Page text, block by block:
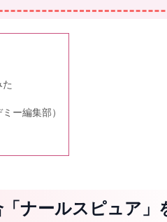
ー編集部）
ナールスピュア」